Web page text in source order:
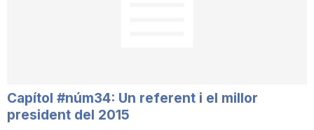
Capítol #núm34: Un referent i el millor
president del 2015